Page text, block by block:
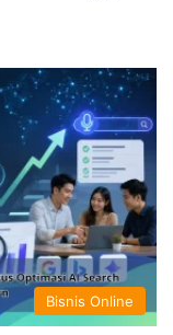
Bisnis Online